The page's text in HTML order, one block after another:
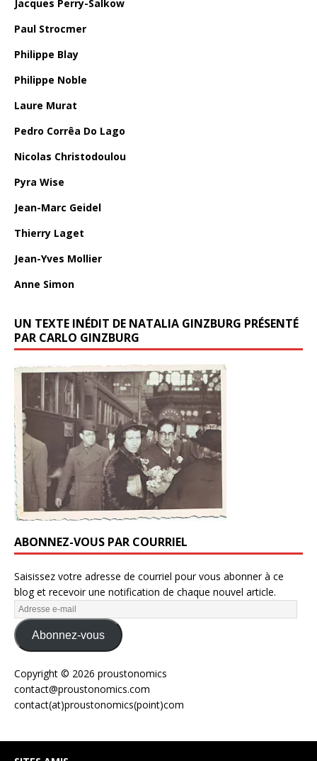
Jacques Perry-Salkow
Paul Strocmer
Philippe Blay
Philippe Noble
Laure Murat
Pedro Corrêa Do Lago
Nicolas Christodoulou
Pyra Wise
Jean-Marc Geidel
Thierry Laget
Jean-Yves Mollier
Anne Simon
UN TEXTE INÉDIT DE NATALIA GINZBURG PRÉSENTÉ
PAR CARLO GINZBURG
ABONNEZ-VOUS PAR COURRIEL
Saisissez votre adresse de courriel pour vous abonner à ce
blog et recevoir une notification de chaque nouvel article.
Abonnez-vous
Copyright © 2026 proustonomics
contact@proustonomics.com
contact(at)proustonomics(point)com